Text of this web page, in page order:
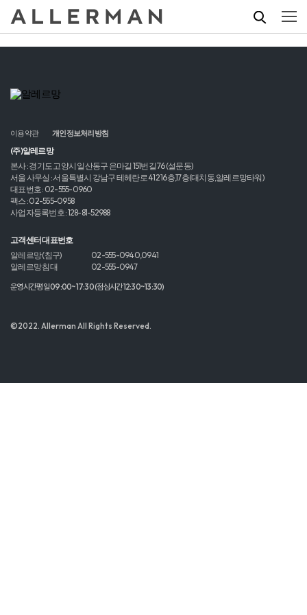
이용약관 개인정보처리방침
(주)알레르망
본사 : 경기도 고양시 일산동구 은마길 151번길 76 (설문동)
서울 사무실 : 서울특별시 강남구 테헤란로 412 16층,17층(대치동,알레르망타워)
대표번호 : 02-555-0960
팩스 : 02-555-0958
사업자등록번호 : 128-81-52988
고객센터 대표번호
알레르망 (침구)
02-555-0940,0941
알레르망 침대
02-555-0947
운영시간 평일 09:00~17:30 (점심시간 12:30~13:30)
©2022. Allerman All Rights Reserved.